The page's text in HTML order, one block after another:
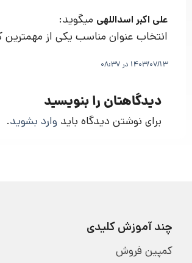
علی اکبر اسداللهی میگوید:
انتخاب عنوان مناسب یکی از
1403/07/13 در 08:37
دیدگاهتان را بنویسید
برای نوشتن دیدگاه باید وارد بشوید.
چند آموزش کلیدی
کمپین فروش